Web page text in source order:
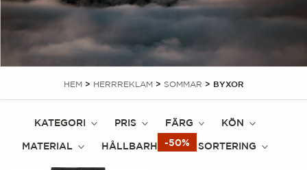
HEM> HERRREKLAM> SOMMAR > BYXOR
KATEGORI PRIS FÄRG KÖN
MATERIAL HÅLLBARHET SORTERING
-50%